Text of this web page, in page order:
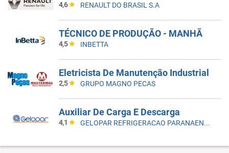
4,6 RENAULT DO BRASIL S.A
TÉCNICO DE PRODUÇÃO - MANHÃ
4,5 INBETTA
Eletricista De Manutenção Industrial
2,5 GRUPO MAGNO PECAS
Auxiliar De Carga E Descarga
4,1 GELOPAR REFRIGERACAO PARANAENSE